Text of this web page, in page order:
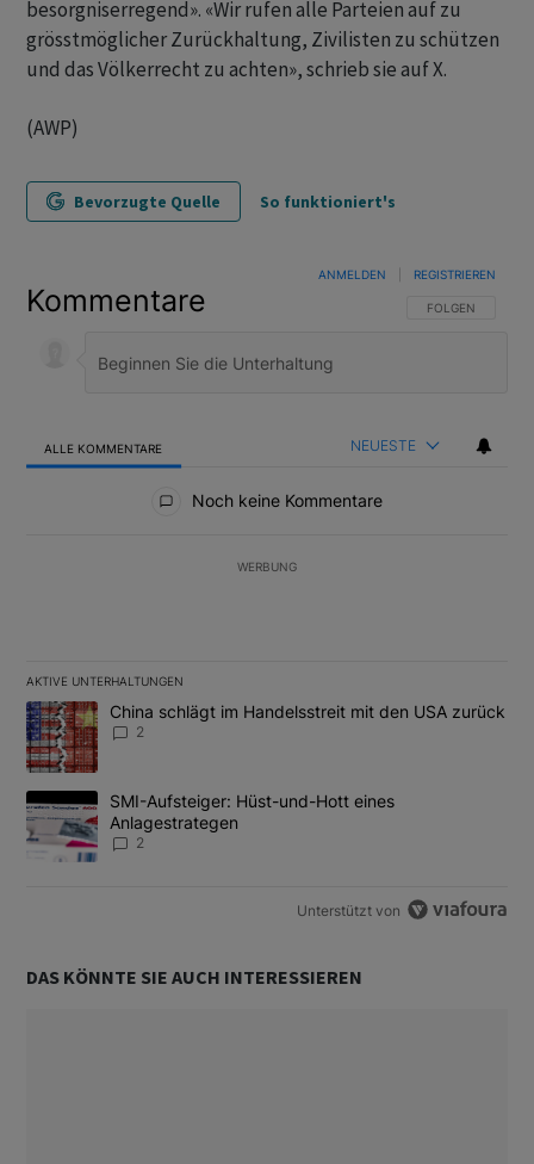
besorgniserregend». «Wir rufen alle Parteien auf zu
grösstmöglicher Zurückhaltung, Zivilisten zu schützen
und das Völkerrecht zu achten», schrieb sie auf X.
(AWP)
Bevorzugte Quelle So funktioniert's
Kommentare FOLGE DIESER
FOLGEN
ANMELDEN REGISTRIEREN
ALLE KOMMENTARE NEUESTE
Noch keine Kommentare
WERBUNG
AKTIVE UNTERHALTUNGEN
Das Folgende ist eine Liste der am meisten kommentierten
Ein Trendartikel mit dem Titel "China schlägt im Handelsstreit
China schlägt im Handelsstreit mit den USA zurück
2
Ein Trendartikel mit dem Titel "SMI-Aufsteiger: Hüst-und-Hott
SMI-Aufsteiger: Hüst-und-Hott eines
Anlagestrategen
2
Unterstützt von
DAS KÖNNTE SIE AUCH INTERESSIEREN